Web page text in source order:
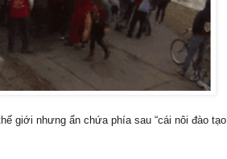
giới nhưng ẩn chứa phía sau “cái nôi đào tạo